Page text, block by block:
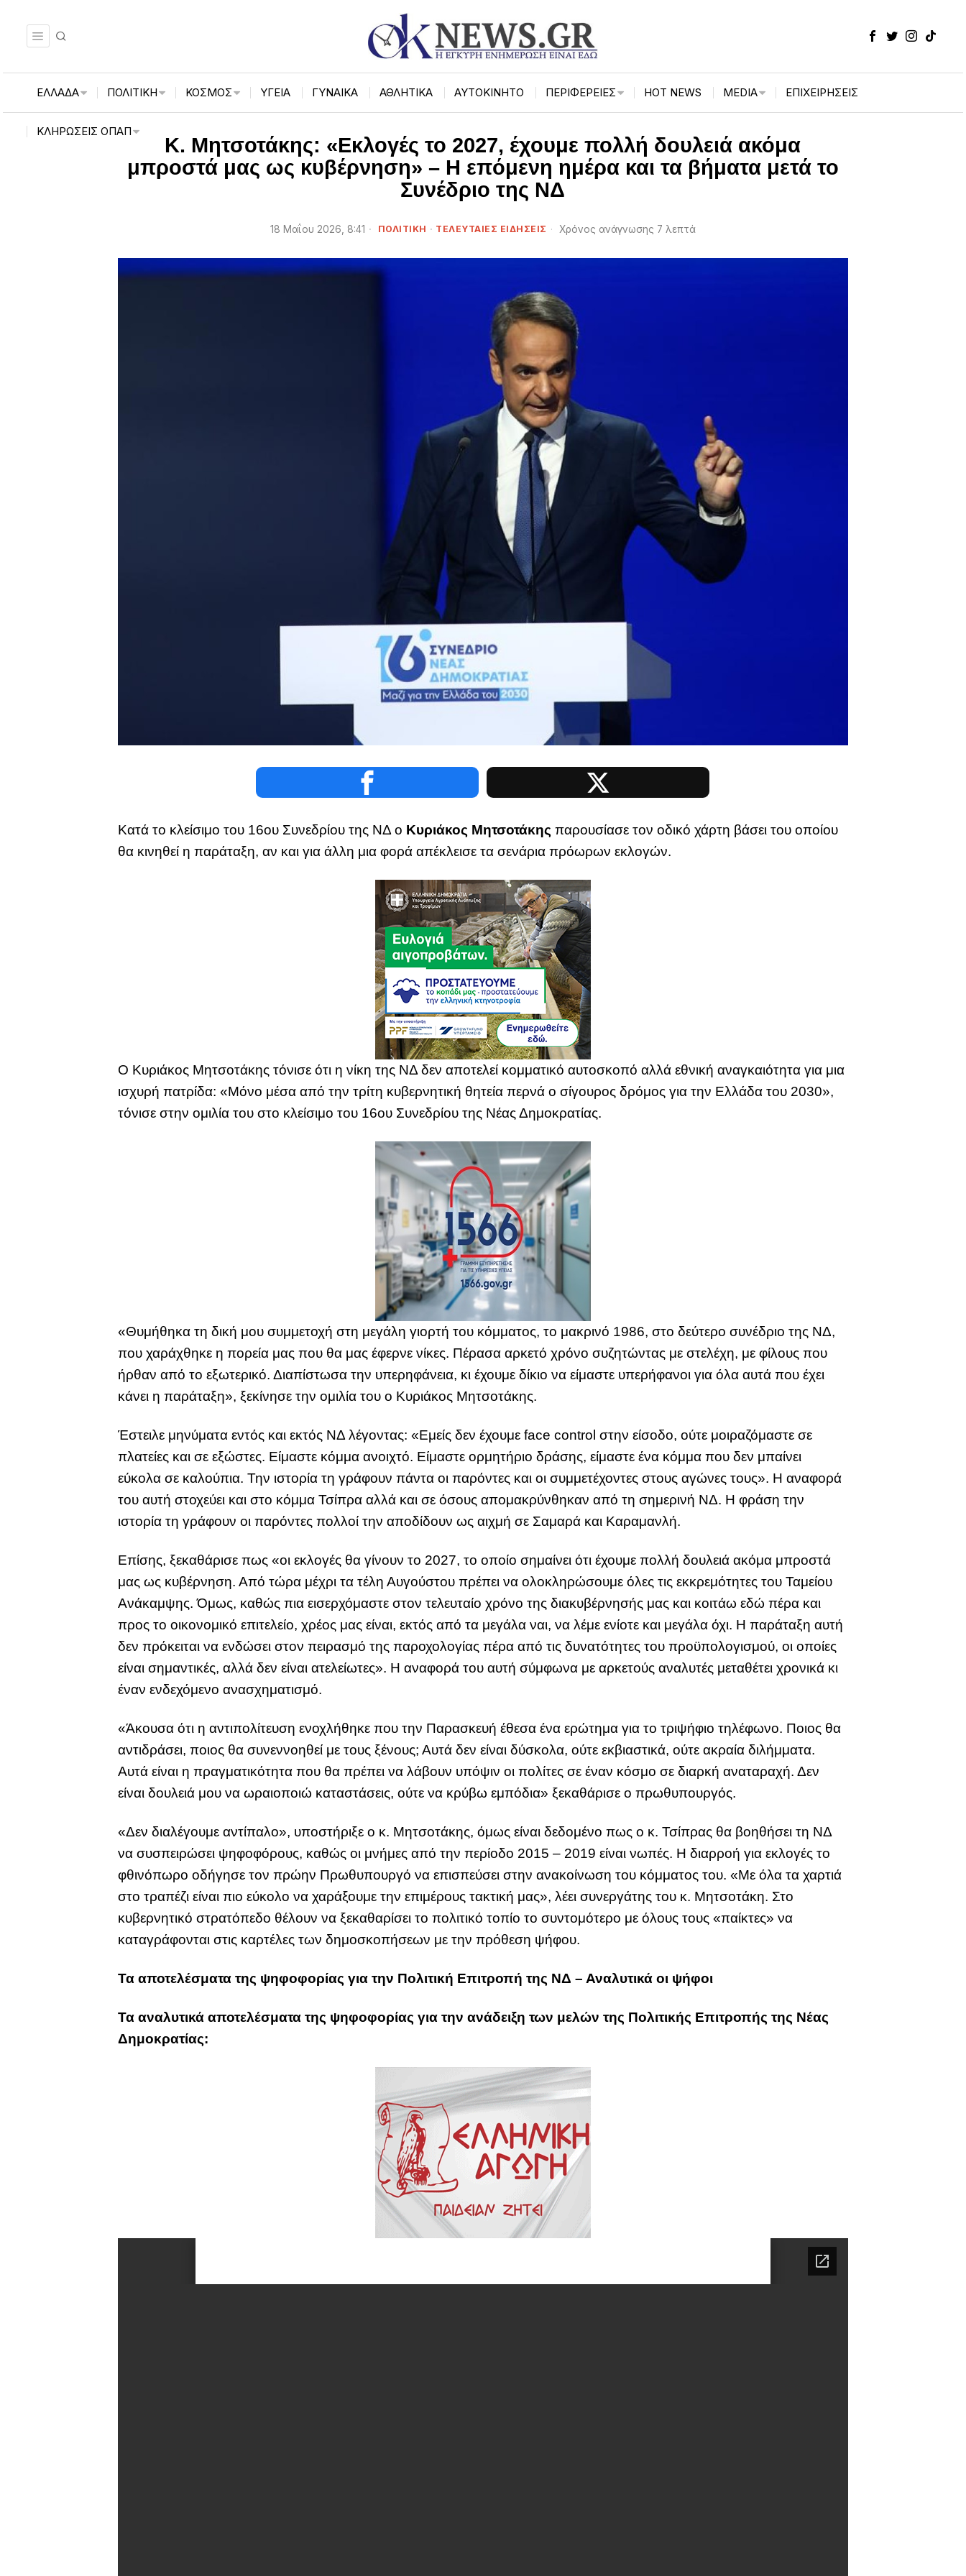
ΕΛΛΑΔΑ ΠΟΛΙΤΙΚΗ ΚΟΣΜΟΣ ΥΓΕΙΑ ΓΥΝΑΙΚΑ ΑΘΛΗΤΙΚΑ ΑΥΤΟΚΙΝΗΤΟ ΠΕΡΙΦΈΡΕΙΕΣ HOT NEWS MEDIA ΕΠΙΧΕΙΡΉΣΕΙΣ
ΚΛΗΡΏΣΕΙΣ ΟΠΑΠ
Κ. Μητσοτάκης: «Εκλογές το 2027, έχουμε πολλή δουλειά ακόμα
μπροστά μας ως κυβέρνηση» – Η επόμενη ημέρα και τα βήματα μετά το
Συνέδριο της ΝΔ
18 Μαΐου 2026, 8:41 ΠΟΛΙΤΙΚΗ · ΤΕΛΕΥΤΑΙΕΣ ΕΙΔΗΣΕΙΣ Χρόνος ανάγνωσης 7 λεπτά
Κατά το κλείσιμο του 16ου Συνεδρίου της ΝΔ ο Κυριάκος Μητσοτάκης παρουσίασε τον οδικό χάρτη βάσει του οποίου
θα κινηθεί η παράταξη, αν και για άλλη μια φορά απέκλεισε τα σενάρια πρόωρων εκλογών.
Ο Κυριάκος Μητσοτάκης τόνισε ότι η νίκη της ΝΔ δεν αποτελεί κομματικό αυτοσκοπό αλλά εθνική αναγκαιότητα για μια
ισχυρή πατρίδα: «Μόνο μέσα από την τρίτη κυβερνητική θητεία περνά ο σίγουρος δρόμος για την Ελλάδα του 2030»,
τόνισε στην ομιλία του στο κλείσιμο του 16ου Συνεδρίου της Νέας Δημοκρατίας.
«Θυμήθηκα τη δική μου συμμετοχή στη μεγάλη γιορτή του κόμματος, το μακρινό 1986, στο δεύτερο συνέδριο της ΝΔ,
που χαράχθηκε η πορεία μας που θα μας έφερνε νίκες. Πέρασα αρκετό χρόνο συζητώντας με στελέχη, με φίλους που
ήρθαν από το εξωτερικό. Διαπίστωσα την υπερηφάνεια, κι έχουμε δίκιο να είμαστε υπερήφανοι για όλα αυτά που έχει
κάνει η παράταξη», ξεκίνησε την ομιλία του ο Κυριάκος Μητσοτάκης.
Έστειλε μηνύματα εντός και εκτός ΝΔ λέγοντας: «Εμείς δεν έχουμε face control στην είσοδο, ούτε μοιραζόμαστε σε
πλατείες και σε εξώστες. Είμαστε κόμμα ανοιχτό. Είμαστε ορμητήριο δράσης, είμαστε ένα κόμμα που δεν μπαίνει
εύκολα σε καλούπια. Την ιστορία τη γράφουν πάντα οι παρόντες και οι συμμετέχοντες στους αγώνες τους». Η αναφορά
του αυτή στοχεύει και στο κόμμα Τσίπρα αλλά και σε όσους απομακρύνθηκαν από τη σημερινή ΝΔ. Η φράση την
ιστορία τη γράφουν οι παρόντες πολλοί την αποδίδουν ως αιχμή σε Σαμαρά και Καραμανλή.
Επίσης, ξεκαθάρισε πως «οι εκλογές θα γίνουν το 2027, το οποίο σημαίνει ότι έχουμε πολλή δουλειά ακόμα μπροστά
μας ως κυβέρνηση. Από τώρα μέχρι τα τέλη Αυγούστου πρέπει να ολοκληρώσουμε όλες τις εκκρεμότητες του Ταμείου
Ανάκαμψης. Όμως, καθώς πια εισερχόμαστε στον τελευταίο χρόνο της διακυβέρνησής μας και κοιτάω εδώ πέρα και
προς το οικονομικό επιτελείο, χρέος μας είναι, εκτός από τα μεγάλα ναι, να λέμε ενίοτε και μεγάλα όχι. Η παράταξη αυτή
δεν πρόκειται να ενδώσει στον πειρασμό της παροχολογίας πέρα από τις δυνατότητες του προϋπολογισμού, οι οποίες
είναι σημαντικές, αλλά δεν είναι ατελείωτες». Η αναφορά του αυτή σύμφωνα με αρκετούς αναλυτές μεταθέτει χρονικά κι
έναν ενδεχόμενο ανασχηματισμό.
«Άκουσα ότι η αντιπολίτευση ενοχλήθηκε που την Παρασκευή έθεσα ένα ερώτημα για το τριψήφιο τηλέφωνο. Ποιος θα
αντιδράσει, ποιος θα συνεννοηθεί με τους ξένους; Αυτά δεν είναι δύσκολα, ούτε εκβιαστικά, ούτε ακραία διλήμματα.
Αυτά είναι η πραγματικότητα που θα πρέπει να λάβουν υπόψιν οι πολίτες σε έναν κόσμο σε διαρκή αναταραχή. Δεν
είναι δουλειά μου να ωραιοποιώ καταστάσεις, ούτε να κρύβω εμπόδια» ξεκαθάρισε ο πρωθυπουργός.
«Δεν διαλέγουμε αντίπαλο», υποστήριξε ο κ. Μητσοτάκης, όμως είναι δεδομένο πως ο κ. Τσίπρας θα βοηθήσει τη ΝΔ
να συσπειρώσει ψηφοφόρους, καθώς οι μνήμες από την περίοδο 2015 – 2019 είναι νωπές. Η διαρροή για εκλογές το
φθινόπωρο οδήγησε τον πρώην Πρωθυπουργό να επισπεύσει στην ανακοίνωση του κόμματος του. «Με όλα τα χαρτιά
στο τραπέζι είναι πιο εύκολο να χαράξουμε την επιμέρους τακτική μας», λέει συνεργάτης του κ. Μητσοτάκη. Στο
κυβερνητικό στρατόπεδο θέλουν να ξεκαθαρίσει το πολιτικό τοπίο το συντομότερο με όλους τους «παίκτες» να
καταγράφονται στις καρτέλες των δημοσκοπήσεων με την πρόθεση ψήφου.
Τα αποτελέσματα της ψηφοφορίας για την Πολιτική Επιτροπή της ΝΔ – Αναλυτικά οι ψήφοι
Τα αναλυτικά αποτελέσματα της ψηφοφορίας για την ανάδειξη των μελών της Πολιτικής Επιτροπής της Νέας
Δημοκρατίας: